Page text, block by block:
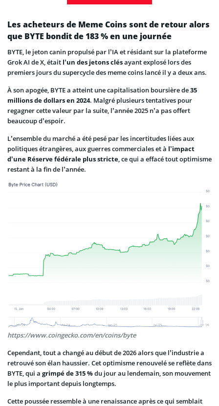
Les acheteurs de Meme Coins sont de retour alors
que BYTE bondit de 183 % en une journée
BYTE, le jeton canin propulsé par l’IA et résidant sur la plateforme
Grok AI de X, était l’un des jetons clésayant explosé lors des
premiers jours du supercycle des meme coins lancé il y a deux ans.
À son apogée, BYTE a atteint une capitalisation boursière de35
millions de dollars en 2024. Malgré plusieurs tentatives pour
regagner cette valeur par la suite, l’année 2025 n’a pas offert
beaucoup d’espoir.
L’ensemble du marché a été pesé par les incertitudes liées aux
politiques étrangères, aux guerres commerciales et à l’impact
d’une Réserve fédérale plus stricte, ce qui a effacé tout optimisme
restant à la fin de l’année.
https://www.coingecko.com/en/coins/byte
Cependant, tout a changé au début de 2026 alors que l’industrie a
retrouvé son élan haussier. Cet optimisme renouvelé se reflète dans
BYTE, qui a grimpé de 315 %du jour au lendemain, son mouvement
le plus important depuis longtemps.
Cette poussée ressemble à une renaissance après ce qui semblait